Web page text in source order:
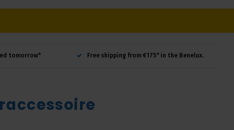
tomorrow* Free shipping from €175* in the Benelux.